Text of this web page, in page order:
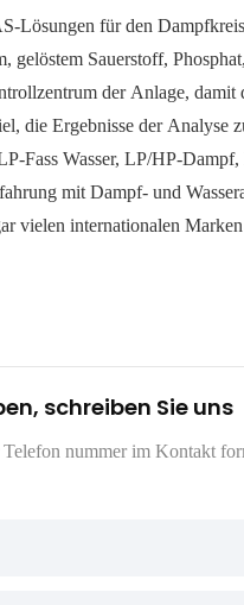
Lösungen für den
Sauerstoff,
der Anlage,
die Ergebnisse der
Fass Wasser, LP/HP-
mit Dampf- und
vielen internationalen
schreiben Sie uns
nummer im Kontakt